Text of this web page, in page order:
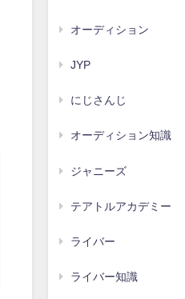
オーディション
JYP
にじさんじ
オーディション知識
ジャニーズ
テアトルアカデミー
ライバー
ライバー知識